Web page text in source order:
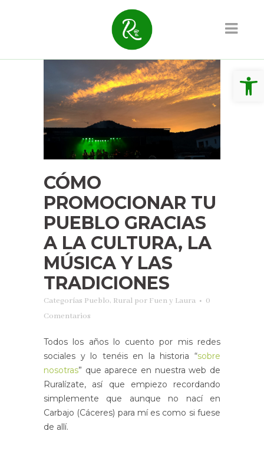
Abrir
CÓMO
PROMOCIONAR TU
PUEBLO GRACIAS
A LA CULTURA, LA
MÚSICA Y LAS
TRADICIONES
Categorías Pueblo, Rural por Fuen y Laura
0
Comentarios
Todos los años lo cuento por mis redes
sociales y lo tenéis en la historia “sobre
nosotras” que aparece en nuestra web de
Ruralízate, así que empiezo recordando
simplemente que aunque no nací en
Carbajo (Cáceres) para mí es como si fuese
de allí.